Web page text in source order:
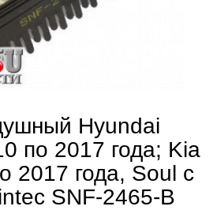
Hyundai
по 2017 года; Kia
2017 года, Soul с
SNF-2465-B